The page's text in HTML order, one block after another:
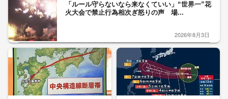
「ルール守らないなら来なくていい」“世界一”花
火大会で禁止行為相次ぎ怒りの声 場...
2026年8月3日